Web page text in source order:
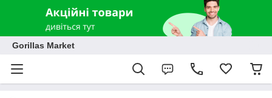
Gorillas Market